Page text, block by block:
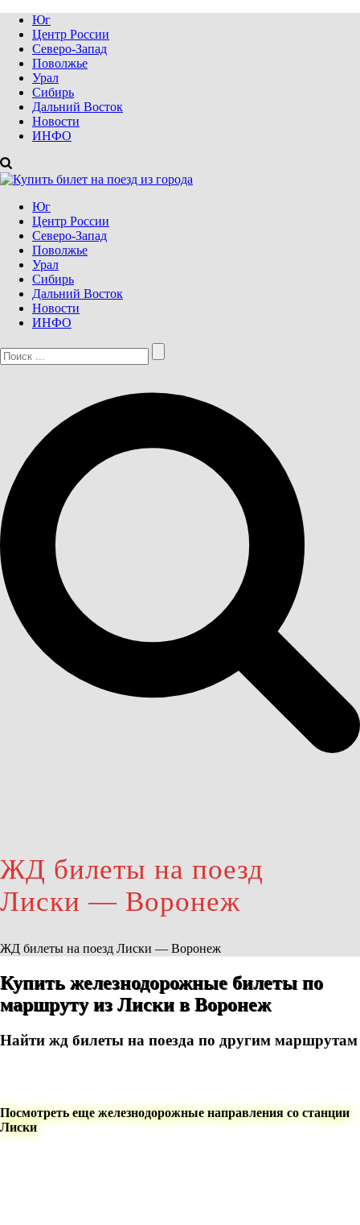
Юг
Центр России
Северо-Запад
Поволжье
Урал
Сибирь
Дальний Восток
Новости
ИНФО
Юг
Центр России
Северо-Запад
Поволжье
Урал
Сибирь
Дальний Восток
Новости
ИНФО
ЖД билеты на поезд
Лиски — Воронеж
ЖД билеты на поезд Лиски — Воронеж
Купить железнодорожные билеты по
маршруту из Лиски в Воронеж
Найти жд билеты на поезда по другим маршрутам
Посмотреть еще железнодорожные направления со станции
Лиски